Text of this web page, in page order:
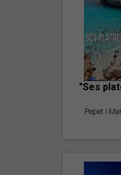
"Ses
Pepet i